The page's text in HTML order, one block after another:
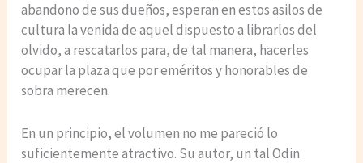
abandono de sus dueños, esperan en estos asilos de
cultura la venida de aquel dispuesto a librarlos del
olvido, a rescatarlos para, de tal manera, hacerles
ocupar la plaza que por eméritos y honorables de
sobra merecen.
En un principio, el volumen no me pareció lo
suficientemente atractivo. Su autor, un tal Odin